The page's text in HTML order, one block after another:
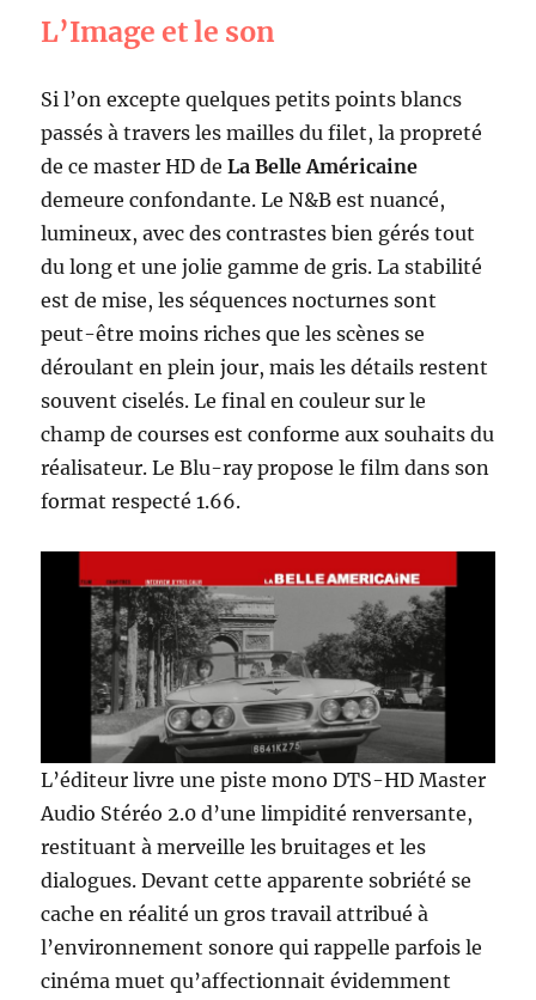
L’Image et le son
Si l’on excepte quelques petits points blancs
passés à travers les mailles du filet, la propreté
de ce master HD deLa Belle Américaine
demeure confondante. Le N&B est nuancé,
lumineux, avec des contrastes bien gérés tout
du long et une jolie gamme de gris. La stabilité
est de mise, les séquences nocturnes sont
peut-être moins riches que les scènes se
déroulant en plein jour, mais les détails restent
souvent ciselés. Le final en couleur sur le
champ de courses est conforme aux souhaits du
réalisateur. Le Blu-ray propose le film dans son
format respecté 1.66.
L’éditeur livre une piste mono DTS-HD Master
Audio Stéréo 2.0 d’une limpidité renversante,
restituant à merveille les bruitages et les
dialogues. Devant cette apparente sobriété se
cache en réalité un gros travail attribué à
l’environnement sonore qui rappelle parfois le
cinéma muet qu’affectionnait évidemment